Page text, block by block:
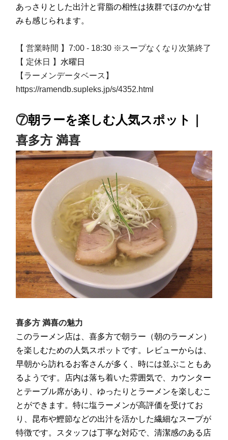
あっさりとした出汁と背脂の相性は抜群でほのかな甘
みも感じられます。
【 営業時間 】7:00 - 18:30 ※スープなくなり次第終了
【 定休日 】 水曜日
【ラーメンデータベース】
https://ramendb.supleks.jp/s/4352.html
⑦朝ラーを楽しむ人気スポット
喜多方 満喜
喜多方 満喜の魅力
このラーメン店は、喜多方で朝ラー（朝のラーメン）
を楽しむための人気スポットです。レビューからは、
早朝から訪れるお客さんが多く、時には並ぶこともあ
るようです。店内は落ち着いた雰囲気で、カウンター
とテーブル席があり、ゆったりとラーメンを楽しむこ
とができます。特に塩ラーメンが高評価を受けてお
り、昆布や鰹節などの出汁を活かした繊細なスープが
特徴です。スタッフは丁寧な対応で、清潔感のある店